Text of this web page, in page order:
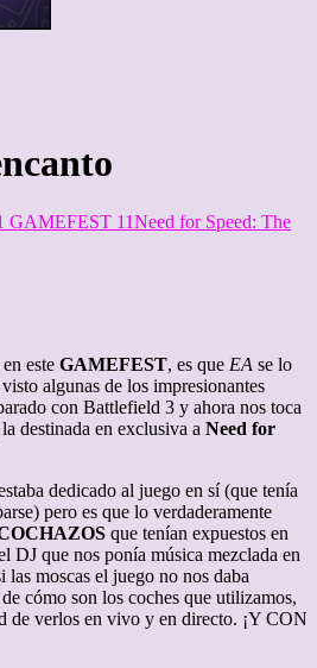
GAMEFEST 11Need for Speed: The
este GAMEFEST, es que EA se lo
algunas de los impresionantes
con Battlefield 3 y ahora nos toca
destinada en exclusiva a Need for
dedicado al juego en sí (que tenía
pero es que lo verdaderamente
que tenían expuestos en
DJ que nos ponía música mezclada en
moscas el juego no nos daba
cómo son los coches que utilizamos,
de verlos en vivo y en directo. ¡Y CON